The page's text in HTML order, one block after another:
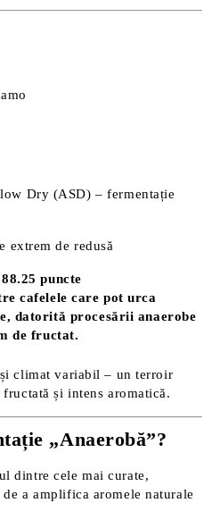
Dry (ASD) – fermentație
extrem de redusă
puncte
cafelele care pot urca
datorită procesării anaerobe
de fructat.
climat variabil – un terroir
și intens aromatică.
„Anaerobă”?
dintre cele mai curate,
a amplifica aromele naturale